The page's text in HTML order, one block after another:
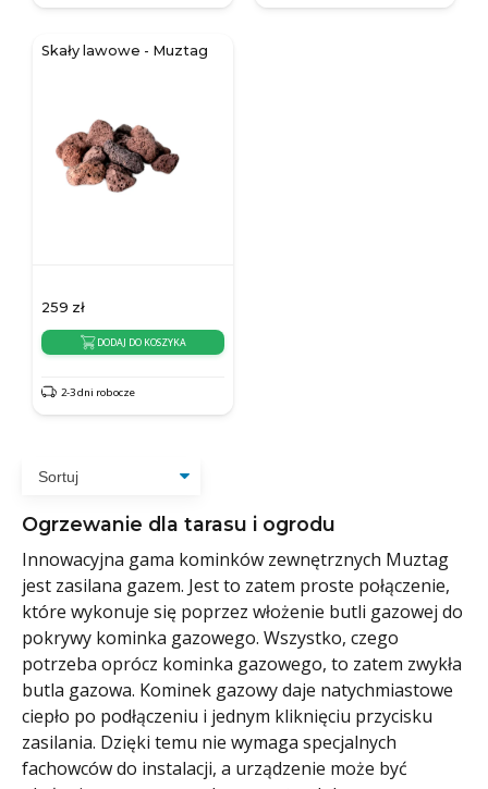
Skały lawowe - Muztag
259 zł
DODAJ DO KOSZYKA
2-3 dni robocze
Ogrzewanie dla tarasu i ogrodu
Innowacyjna gama kominków zewnętrznych Muztag
jest zasilana gazem. Jest to zatem proste połączenie,
które wykonuje się poprzez włożenie butli gazowej do
pokrywy kominka gazowego. Wszystko, czego
potrzeba oprócz kominka gazowego, to zatem zwykła
butla gazowa. Kominek gazowy daje natychmiastowe
ciepło po podłączeniu i jednym kliknięciu przycisku
zasilania. Dzięki temu nie wymaga specjalnych
fachowców do instalacji, a urządzenie może być